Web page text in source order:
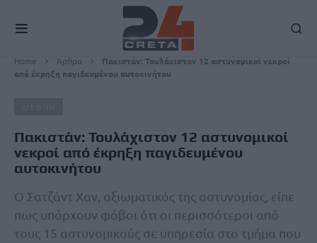
Home Άρθρα
Πακιστάν: Τουλάχιστον 12 αστυνομικοί νεκροί
από έκρηξη παγιδευμένου αυτοκινήτου
Πακιστάν: Τουλάχιστον 12 αστυνομικοί
νεκροί από έκρηξη παγιδευμένου
αυτοκινήτου
Ο Σατζάντ Χαν, αξιωματικός της αστυνομίας, είπε
πως υπάρχουν φόβοι ότι οι περισσότεροι από
τους 15 αστυνομικούς σε υπηρεσία στο τμήμα που